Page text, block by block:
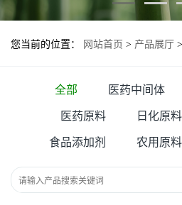
您当前的位置： 网站首页 > 产品展厅 >
全部 医药中间体
医药原料 日化原料
食品添加剂 农用原料